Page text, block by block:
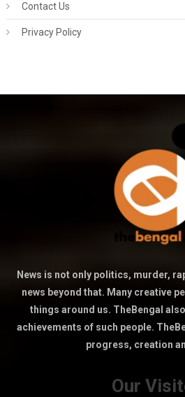
Contact Us
Privacy Policy
News is not only politics, murder,
news beyond that. Many creative
things around us. TheBengal
achievements of such people.
progress, creation
Our